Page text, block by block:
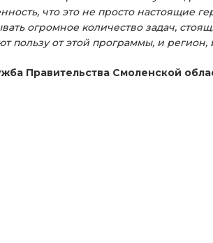
что это не просто настоящие
огромное количество задач,
пользу от этой программы, и
Правительства Смоленской